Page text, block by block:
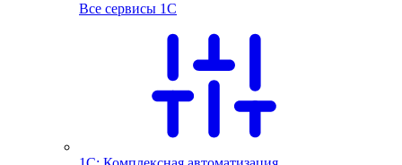
Все сервисы 1С